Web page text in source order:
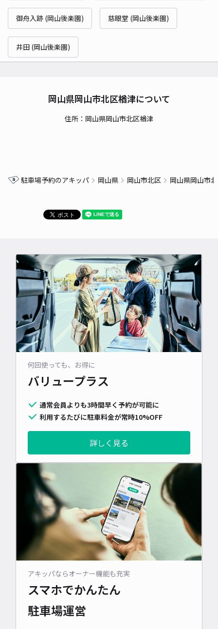
御舟入跡 (岡山後楽園) 慈眼堂 (岡山後楽園)
井田 (岡山後楽園)
岡山県岡山市北区楢津について
住所：岡山県岡山市北区楢津
駐車場予約のアキッパ 岡山県 岡山市北区 岡山県岡山市
何回使っても、お得に
バリュープラス
通常会員よりも3時間早く予約が可能に
利用するたびに駐車料金が常時10%OFF
詳しく見る
アキッパならオーナー機能も充実
スマホでかんたん
駐車場運営